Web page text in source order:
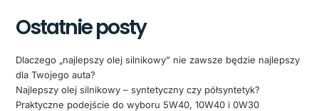
Ostatnie posty
Dlaczego „najlepszy olej silnikowy” nie zawsze będzie najlepszy
dla Twojego auta?
Najlepszy olej silnikowy – syntetyczny czy półsyntetyk?
Praktyczne podejście do wyboru 5W40, 10W40 i 0W30